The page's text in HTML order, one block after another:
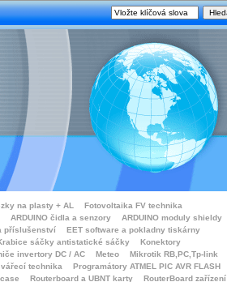
na plasty + AL
Fotovoltaika FV technika
ARDUINO čidla a senzory
ARDUINO moduly shieldy
příslušenství
EET software a pokladny tiskárny
sáčky antistatické sáčky
Konektory
invertory DC / AC Meteo
Mikrotik RB,PC,Tp-link
technika
Programátory ATMEL PIC AVR FLASH
Routerboard a UBNT karty
RouterBoard zařízení